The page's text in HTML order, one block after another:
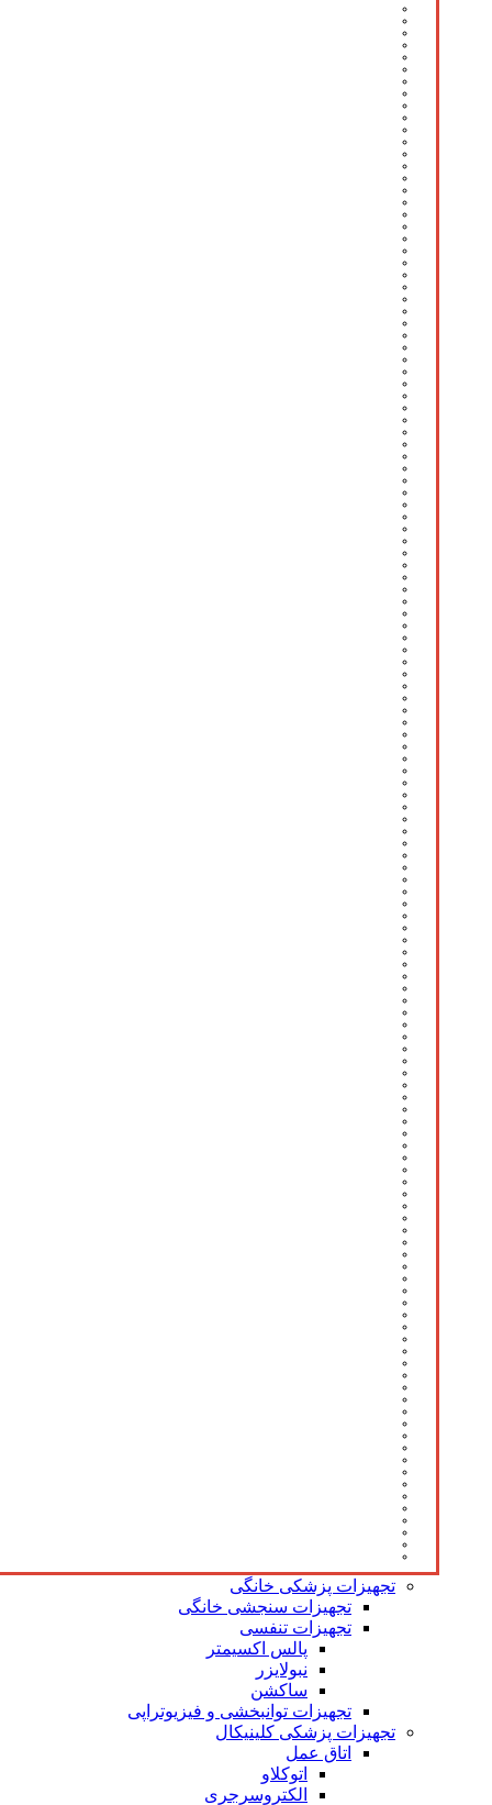
تجهیزات پزشکی خانگی
تجهیزات سنجشی خانگی
تجهیزات تنفسی
پالس اکسیمتر
نبولایزر
ساکشن
تجهیزات توانبخشی و فیزیوتراپی
تجهیزات پزشکی کلینیکال
اتاق عمل
اتوکلاو
الکتروسرجری